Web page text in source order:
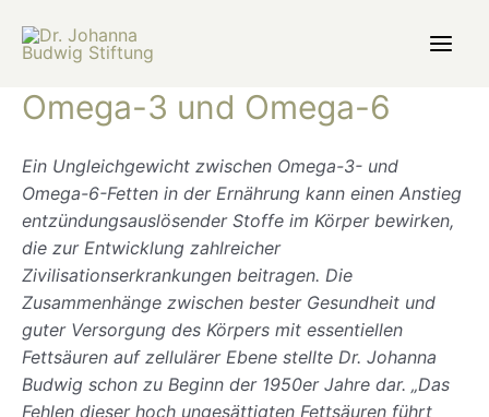
Inhalt
Omega-3 und Omega-6
Ein Ungleichgewicht zwischen Omega-3- und
Omega-6-Fetten in der Ernährung kann einen Anstieg
entzündungsauslösender Stoffe im Körper bewirken,
die zur Entwicklung zahlreicher
Zivilisationserkrankungen beitragen. Die
Zusammenhänge zwischen bester Gesundheit und
guter Versorgung des Körpers mit essentiellen
Fettsäuren auf zellulärer Ebene stellte Dr. Johanna
Budwig schon zu Beginn der 1950er Jahre dar. „Das
Fehlen dieser hoch ungesättigten Fettsäuren führt